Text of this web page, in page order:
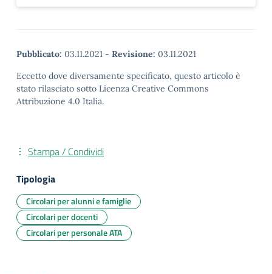
Pubblicato: 03.11.2021 - Revisione: 03.11.2021
Eccetto dove diversamente specificato, questo articolo è
stato rilasciato sotto Licenza Creative Commons
Attribuzione 4.0 Italia.
Stampa / Condividi
Tipologia
Circolari per alunni e famiglie
Circolari per docenti
Circolari per personale ATA